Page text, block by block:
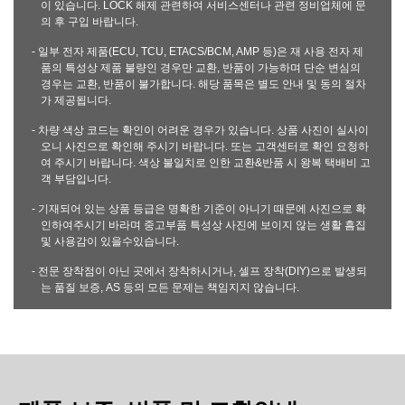
이 있습니다. LOCK 해제 관련하여 서비스센터나 관련 정비업체에 문
의 후 구입 바랍니다.
- 일부 전자 제품(ECU, TCU, ETACS/BCM, AMP 등)은 재 사용 전자 제
품의 특성상 제품 불량인 경우만 교환, 반품이 가능하며 단순 변심의
경우는 교환, 반품이 불가합니다. 해당 품목은 별도 안내 및 동의 절차
가 제공됩니다.
- 차량 색상 코드는 확인이 어려운 경우가 있습니다. 상품 사진이 실사이
오니 사진으로 확인해 주시기 바랍니다. 또는 고객센터로 확인 요청하
여 주시기 바랍니다. 색상 불일치로 인한 교환&반품 시 왕복 택배비 고
객 부담입니다.
- 기재되어 있는 상품 등급은 명확한 기준이 아니기 때문에 사진으로 확
인하여주시기 바라며 중고부품 특성상 사진에 보이지 않는 생활 흠집
및 사용감이 있을수있습니다.
- 전문 장착점이 아닌 곳에서 장착하시거나, 셀프 장착(DIY)으로 발생되
는 품질 보증, AS 등의 모든 문제는 책임지지 않습니다.